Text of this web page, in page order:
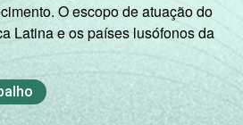
O escopo de atuação do
Latina e os países lusófonos da